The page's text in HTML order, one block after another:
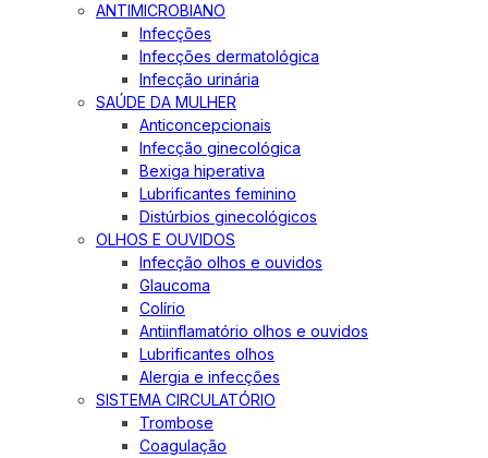
ANTIMICROBIANO
Infecções
Infecções dermatológica
Infecção urinária
SAÚDE DA MULHER
Anticoncepcionais
Infecção ginecológica
Bexiga hiperativa
Lubrificantes feminino
Distúrbios ginecológicos
OLHOS E OUVIDOS
Infecção olhos e ouvidos
Glaucoma
Colírio
Antiinflamatório olhos e ouvidos
Lubrificantes olhos
Alergia e infecções
SISTEMA CIRCULATÓRIO
Trombose
Coagulação